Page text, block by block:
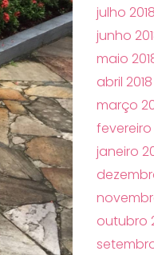
julho 2018
junho
maio
abril 2018
março
fevereiro
janeiro
outubro